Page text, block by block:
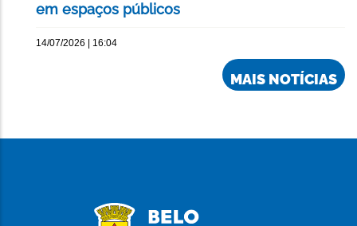
em espaços públicos
14/07/2026 | 16:04
MAIS NOTÍCIAS